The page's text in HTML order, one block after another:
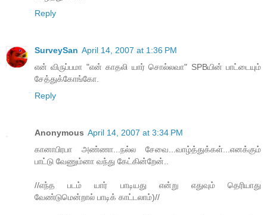
Reply
SurveySan April 14, 2007 at 1:36 PM
என் விருப்பமா "என் காதலி யார் சொல்லவா" SPBயின் பாட்டையும்
சேத்துக்கோங்கோ.
Reply
Anonymous April 14, 2007 at 3:34 PM
கானாபிரபா அண்ணா...நல்ல சேவை...வாழ்த்துக்கள்...எனக்கும்
பாட்டு வேணும்னா வந்து கேட்கின்றேன்..
//எந்த படம் யார் பாடியது என்று எதுவும் தெரியாது
வேண்டுமென்றால் பாடிக் காட்டலாம்)//